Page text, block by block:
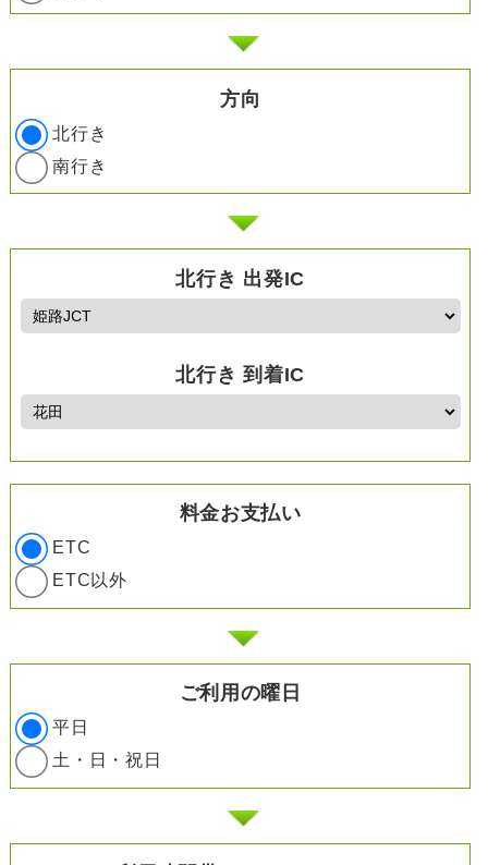
方向
北行き
南行き
北行き 出発IC
北行き 到着IC
料金お支払い
ETC
ETC以外
ご利用の曜日
平日
土・日・祝日